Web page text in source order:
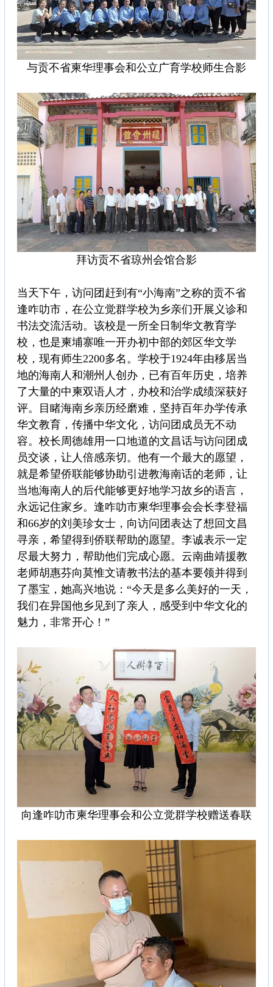
与贡不省柬华理事会和公立广育学校师生合影
拜访贡不省琼州会馆合影
当天下午，访问团赶到有“小海南”之称的贡不省
逢咋叻市，在公立觉群学校为乡亲们开展义诊和
书法交流活动。该校是一所全日制华文教育学
校，也是柬埔寨唯一开办初中部的郊区华文学
校，现有师生2200多名。学校于1924年由移居当
地的海南人和潮州人创办，已有百年历史，培养
了大量的中柬双语人才，办校和治学成绩深获好
评。目睹海南乡亲历经磨难，坚持百年办学传承
华文教育，传播中华文化，访问团成员无不动
容。校长周德雄用一口地道的文昌话与访问团成
员交谈，让人倍感亲切。他有一个最大的愿望，
就是希望侨联能够协助引进教海南话的老师，让
当地海南人的后代能够更好地学习故乡的语言，
永远记住家乡。逢咋叻市柬华理事会会长李登福
和66岁的刘美珍女士，向访问团表达了想回文昌
寻亲，希望得到侨联帮助的愿望。李诚表示一定
尽最大努力，帮助他们完成心愿。云南曲靖援教
老师胡惠芬向莫惟文请教书法的基本要领并得到
了墨宝，她高兴地说：“今天是多么美好的一天，
我们在异国他乡见到了亲人，感受到中华文化的
魅力，非常开心！”
向逢咋叻市柬华理事会和公立觉群学校赠送春联